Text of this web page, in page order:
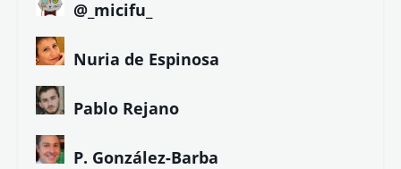
@_micifu_
Nuria de Espinosa
Pablo Rejano
P. González-Barba